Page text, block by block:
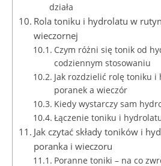
działa
Rola toniku i hydrolatu w
wieczornej
Czym różni się tonik od
codziennym stosowaniu
Jak rozdzielić rolę toniku
poranek a wieczór
Kiedy wystarczy sam
Łączenie toniku i
Jak czytać składy toników i
poranka i wieczoru
Poranne toniki – na co